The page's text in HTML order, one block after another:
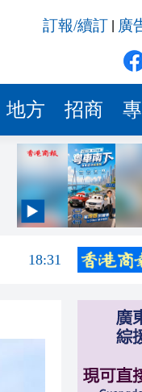
訂報/續訂 廣
地方 招商
19:33
18:31